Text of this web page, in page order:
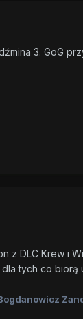
3. GoG
z DLC Krew i
tych co biorą